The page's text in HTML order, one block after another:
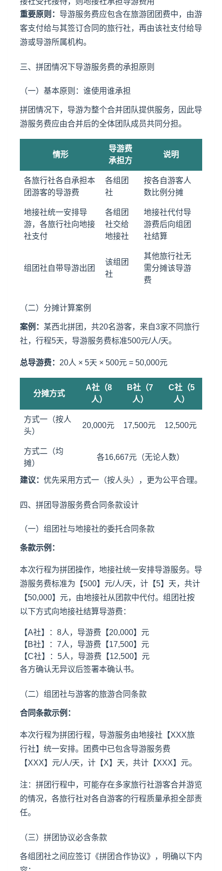
重要原则： 导游服务费应包含在旅游团团费中，由游
客支付给与其签订合同的旅行社，再由该社支付给导
游或导游所属机构。
三、拼团情况下导游服务费的承担原则
（一）基本原则：谁使用谁承担
拼团情况下，导游为整个合并团队提供服务，因此导
游服务费应由合并后的全体团队成员共同分担。
情形
导游费
承担方
说明
各旅行社各自承担本
团游客的导游费
各组团
社
按各自游客人
数比例分摊
地接社统一安排导
游，各旅行社向地接
社支付
各组团
社交给
地接社
地接社代付导
游费后向组团
社结算
组团社自带导游出团
该组团
社
其他旅行社无
需分摊该导游
费
（二）分摊计算案例
案例： 某西北拼团，共20名游客，来自3家不同旅行
社，行程5天，导游服务费标准500元/人/天。
总导游费： 20人 × 5天 × 500元 = 50,000元
分摊方式
A社（8
人）
B社（7
人）
C社（5
人）
方式一（按人
头）
20,000元 17,500元 12,500元
方式二（均
摊）
各16,667元（无论人数）
建议： 优先采用方式一（按人头），更为公平合理。
四、拼团导游服务费合同条款设计
（一）组团社与地接社的委托合同条款
条款示例：
本次行程为拼团操作，地接社统一安排导游服务。导
游服务费标准为【500】元/人/天，计【5】天，共计
【50,000】元，由地接社从团款中代付。组团社按
以下方式向地接社结算导游费：
【A社】：8人，导游费【20,000】元
【B社】：7人，导游费【17,500】元
【C社】：5人，导游费【12,500】元
各方确认无异议后签署本确认书。
（二）组团社与游客的旅游合同条款
合同条款示例：
本次行程为拼团行程，导游服务由地接社【XXX旅
行社】统一安排。团费中已包含导游服务费
【XXX】元/人/天，计【X】天，共计【XXX】元。
注：拼团行程中，可能存在多家旅行社游客合并游览
的情况，各旅行社对各自游客的行程质量承担全部责
任。
（三）拼团协议必含条款
各组团社之间应签订《拼团合作协议》，明确以下内